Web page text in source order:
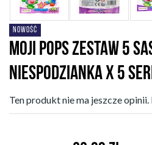
NOWOŚĆ
MOJI POPS ZESTAW 5
NIESPODZIANKA X 5
Ten produkt nie ma jeszcze opinii.